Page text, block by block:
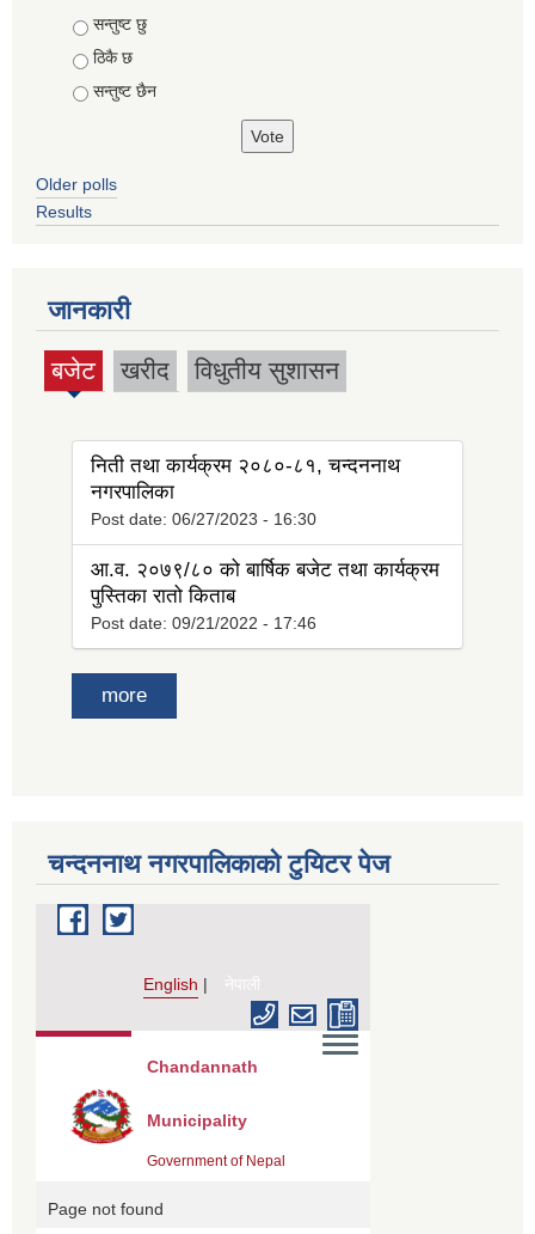
Choices
सन्तुष्ट छु
ठिकै छ
सन्तुष्ट छैन
Older polls
Results
जानकारी
बजेट
(active
खरीद विधुतीय सुशासन
निती तथा कार्यक्रम २०८०-८१, चन्दननाथ
नगरपालिका
Post date: 06/27/2023 - 16:30
आ.व. २०७९/८० को बार्षिक बजेट तथा कार्यक्रम
पुस्तिका रातो किताब
Post date: 09/21/2022 - 17:46
more
चन्दननाथ नगरपालिकाको टुयिटर पेज